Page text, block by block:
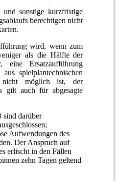
und sonstige kurzfristige
berechtigen nicht
wird, wenn zum
als die Hälfte der
eine Ersatzaufführung
spielplantechnischen
nicht möglich ist, der
gilt auch für abgesagte
sind darüber
Aufwendungen des
Der Anspruch auf
erlischt in den Fällen
zehn Tagen geltend